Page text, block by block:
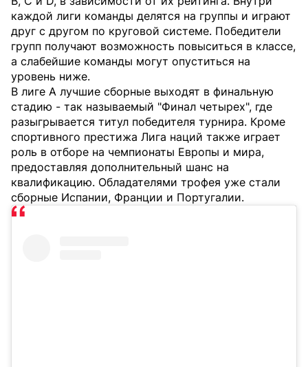
каждой лиги команды делятся на группы и играют
друг с другом по круговой системе. Победители
групп получают возможность повыситься в классе,
а слабейшие команды могут опуститься на
уровень ниже.
В лиге A лучшие сборные выходят в финальную
стадию - так называемый "Финал четырех", где
разыгрывается титул победителя турнира. Кроме
спортивного престижа Лига наций также играет
роль в отборе на чемпионаты Европы и мира,
предоставляя дополнительный шанс на
квалификацию. Обладателями трофея уже стали
сборные Испании, Франции и Португалии.